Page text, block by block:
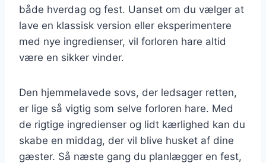
både hverdag og fest. Uanset om du vælger at
lave en klassisk version eller eksperimentere
med nye ingredienser, vil forloren hare altid
være en sikker vinder.
Den hjemmelavede sovs, der ledsager retten,
er lige så vigtig som selve forloren hare. Med
de rigtige ingredienser og lidt kærlighed kan du
skabe en middag, der vil blive husket af dine
gæster. Så næste gang du planlægger en fest,